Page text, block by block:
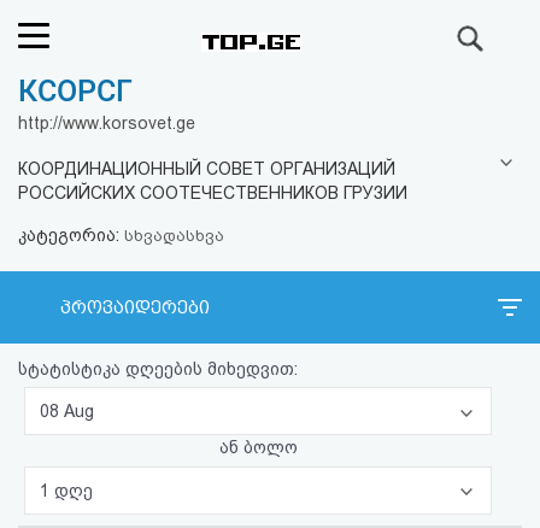
რეიტინგი
კითხვა-
პასუხი
ავტორიზაცია
პაროლის
КСОРСГ
http://www.korsovet.ge
КООРДИНАЦИОННЫЙ СОВЕТ ОРГАНИЗАЦИЙ
РОССИЙСКИХ СООТЕЧЕСТВЕННИКОВ ГРУЗИИ
კატეგორია: სხვადასხვა
პროვაიდერები
სტატისტიკა დღეების მიხედვით:
08 Aug
ან ბოლო
1 დღე